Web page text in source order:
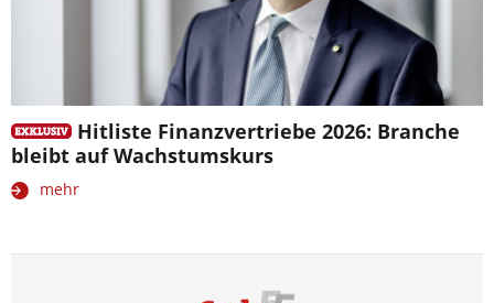
Hitliste Finanzvertriebe 2026: Branche
bleibt auf Wachstumskurs
mehr